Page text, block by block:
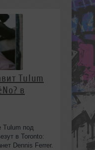
Tulum
в
Tulum под
в Toronto:
Dennis Ferrer.